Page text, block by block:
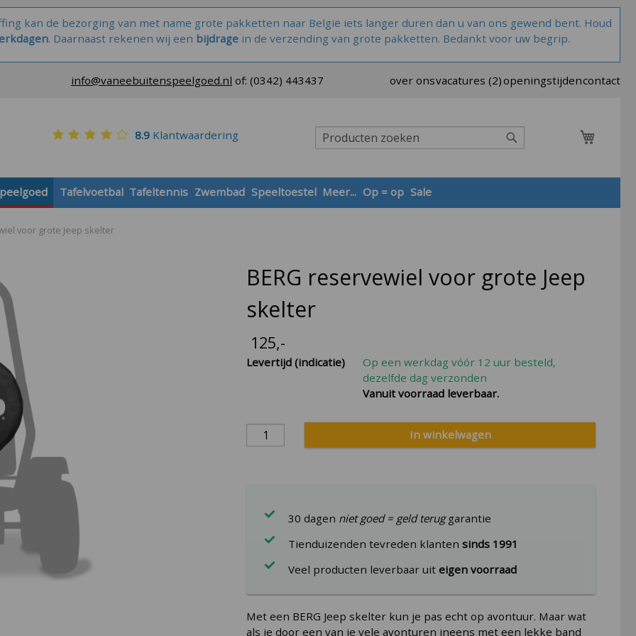
kan de bezorging van met name grote pakketten naar België iets langer duren dan u van ons gewend bent. Houd
. Daarnaast rekenen wij een bijdragein de verzending van grote pakketten. Bedankt voor uw begrip.
info@vaneebuitenspeelgoed.nl of:(0342) 443437 over onsvacatures (2)openingstijdencontact
8.9Klantwaardering
Zoek
Tafelvoetbal Tafeltennis Zwembad Speeltoestel Meer... Op = op Sale
voor grote Jeep skelter
BERG reservewiel voor grote Jeep
skelter
125,-
Levertijd (indicatie)
Op een werkdag vóór 12 uur besteld,
dezelfde dag verzonden
Vanuit voorraad leverbaar.
In winkelwagen
30 dagen niet goed = geld teruggarantie
Tienduizenden tevreden klantensinds 1991
Veel producten leverbaar uiteigen voorraad
Met een BERG Jeep skelter kun je pas echt op avontuur. Maar wat
als je door een van je vele avonturen ineens met een lekke band